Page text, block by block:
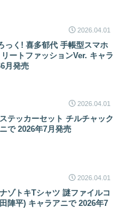
2026.04.01
っく! 喜多郁代 手帳型スマホ
ートファッションVer. キャラ
月発売
2026.04.01
テッカーセット チルチャック
で 2026年7月発売
2026.04.01
ゾトキTシャツ 謎ファイルコ
陣平) キャラアニで 2026年7